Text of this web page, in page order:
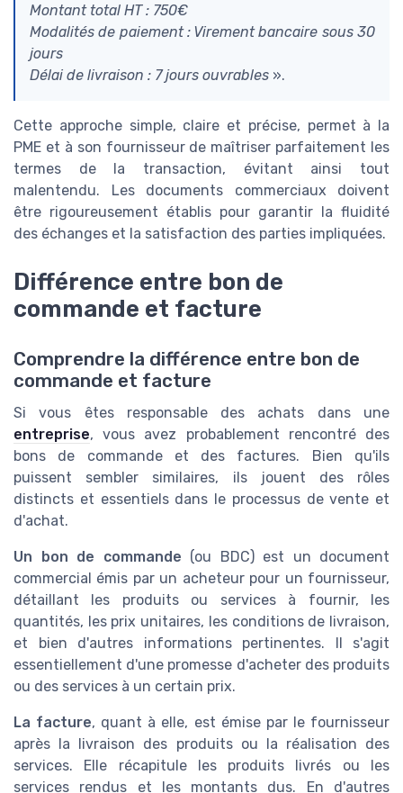
Montant total HT : 750€
Modalités de paiement : Virement bancaire sous 30
jours
Délai de livraison : 7 jours ouvrables ».
Cette approche simple, claire et précise, permet à la
PME et à son fournisseur de maîtriser parfaitement les
termes de la transaction, évitant ainsi tout
malentendu. Les documents commerciaux doivent
être rigoureusement établis pour garantir la fluidité
des échanges et la satisfaction des parties impliquées.
Différence entre bon de
commande et facture
Comprendre la différence entre bon de
commande et facture
Si vous êtes responsable des achats dans une
entreprise, vous avez probablement rencontré des
bons de commande et des factures. Bien qu'ils
puissent sembler similaires, ils jouent des rôles
distincts et essentiels dans le processus de vente et
d'achat.
Un bon de commande (ou BDC) est un document
commercial émis par un acheteur pour un fournisseur,
détaillant les produits ou services à fournir, les
quantités, les prix unitaires, les conditions de livraison,
et bien d'autres informations pertinentes. Il s'agit
essentiellement d'une promesse d'acheter des produits
ou des services à un certain prix.
La facture, quant à elle, est émise par le fournisseur
après la livraison des produits ou la réalisation des
services. Elle récapitule les produits livrés ou les
services rendus et les montants dus. En d'autres